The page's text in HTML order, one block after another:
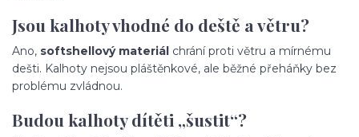
Jsou kalhoty vhodné do deště a větru?
Ano, softshellový materiál chrání proti větru a mírnému
dešti. Kalhoty nejsou pláštěnkové, ale běžné přeháňky bez
problému zvládnou.
Budou kalhoty dítěti „šustit“?